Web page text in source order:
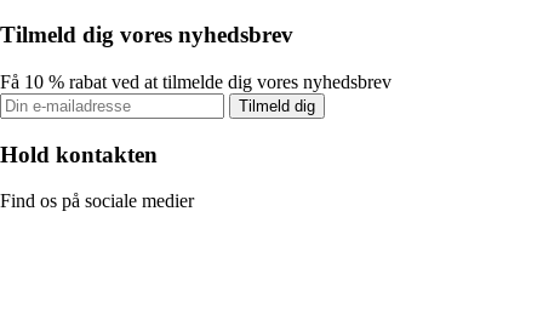
Tilmeld dig vores nyhedsbrev
Få 10 % rabat ved at tilmelde dig vores nyhedsbrev
Tilmeld dig
Hold kontakten
Find os på sociale medier